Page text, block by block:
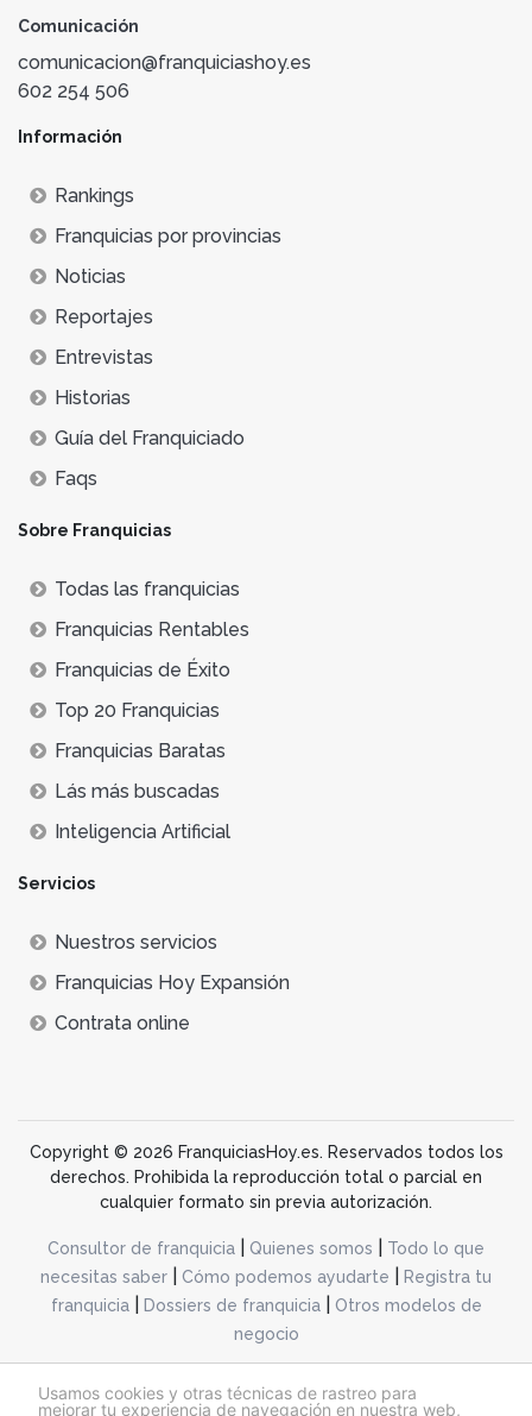
Usamos cookies y otras técnicas de rastreo para
mejorar tu experiencia de navegación en nuestra web,
Comunicación
comunicacion@franquiciashoy.es
602 254 506
Información
Rankings
Franquicias por provincias
Noticias
Reportajes
Entrevistas
Historias
Guía del Franquiciado
Faqs
Sobre Franquicias
Todas las franquicias
Franquicias Rentables
Franquicias de Éxito
Top 20 Franquicias
Franquicias Baratas
Lás más buscadas
Inteligencia Artificial
Servicios
Nuestros servicios
Franquicias Hoy Expansión
Contrata online
Copyright © 2026 FranquiciasHoy.es. Reservados todos los
derechos. Prohibida la reproducción total o parcial en
cualquier formato sin previa autorización.
Consultor de franquicia Quienes somos
Todo lo que
necesitas saber
Cómo podemos ayudarte
Registra tu
franquicia| Dossiers de franquicia|
Otros modelos de
negocio